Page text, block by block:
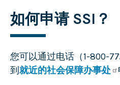
如何申请 SSI？
您可以通过电话（1-800-
到就近的社会保障办事处